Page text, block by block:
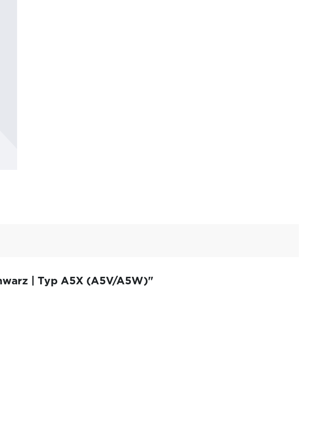
| Typ A5X (A5V/A5W)"